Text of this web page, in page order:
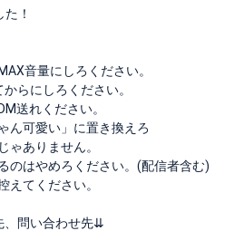
！
音量にしろください。
らにしろください。
送れください。
ん可愛い」に置き換えろ
ゃありません。
のはやめろください。(配信者含む)
えてください。
、問い合わせ先⇊